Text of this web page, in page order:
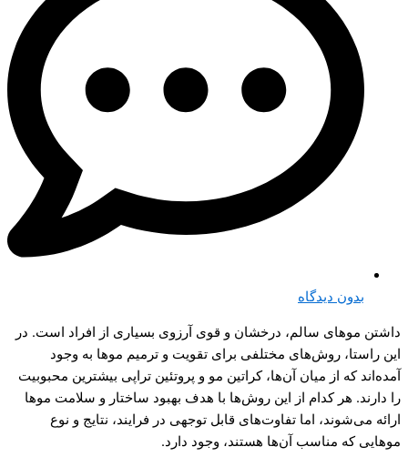
بدون دیدگاه
داشتن موهای سالم، درخشان و قوی آرزوی بسیاری از افراد است. در
این راستا، روش‌های مختلفی برای تقویت و ترمیم موها به وجود
آمده‌اند که از میان آن‌ها، کراتین مو و پروتئین تراپی بیشترین محبوبیت
را دارند. هر کدام از این روش‌ها با هدف بهبود ساختار و سلامت موها
ارائه می‌شوند، اما تفاوت‌های قابل توجهی در فرایند، نتایج و نوع
موهایی که مناسب آن‌ها هستند، وجود دارد.